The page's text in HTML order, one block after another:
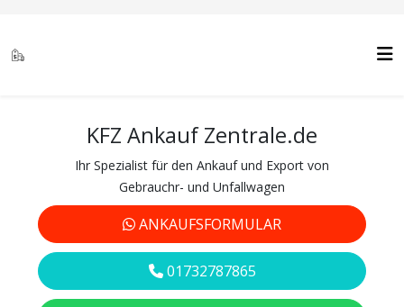
KFZ Ankauf Zentrale.de
Ihr Spezialist für den Ankauf und Export von
Gebrauchr- und Unfallwagen
ANKAUFSFORMULAR
01732787865